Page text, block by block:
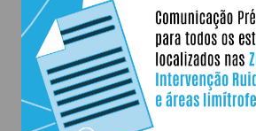
no concelho;
Incentivar os jovens para o
científica na nossa região;
Conhecer e analisar
Ciência e da Tecnologia na